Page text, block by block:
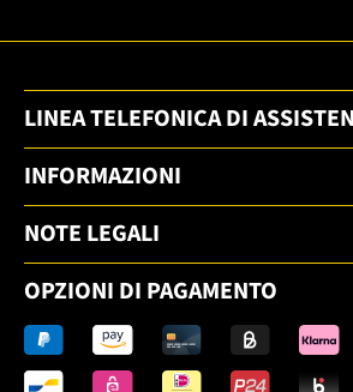
LINEA TELEFONICA DI
INFORMAZIONI
NOTE LEGALI
OPZIONI DI PAGAMENTO